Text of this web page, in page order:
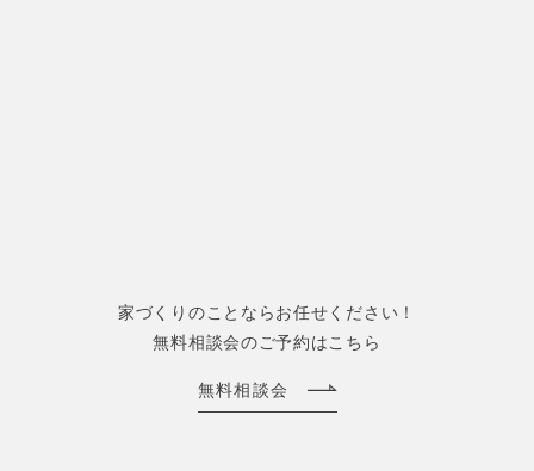
家づくりのことならお任せください！
無料相談会のご予約はこちら
無料相談会